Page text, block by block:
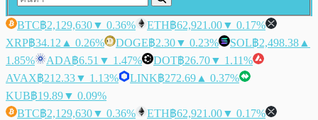
BTC฿2,129,630▼ 0.36% ETH฿62,921.00▼ 0.17%
XRP฿34.12 ▲ 0.26% DOGE฿2.30▼ 0.23% SOL฿2,498.38 ▲
1.85%
ADA฿6.51 ▼ 1.47% DOT฿26.70▼ 1.11%
AVAX฿212.33▼ 1.13% LINK฿272.69 ▲ 0.37%
KUB฿19.89▼ 0.09%
BTC฿2,129,630▼ 0.36% ETH฿62,921.00▼ 0.17%